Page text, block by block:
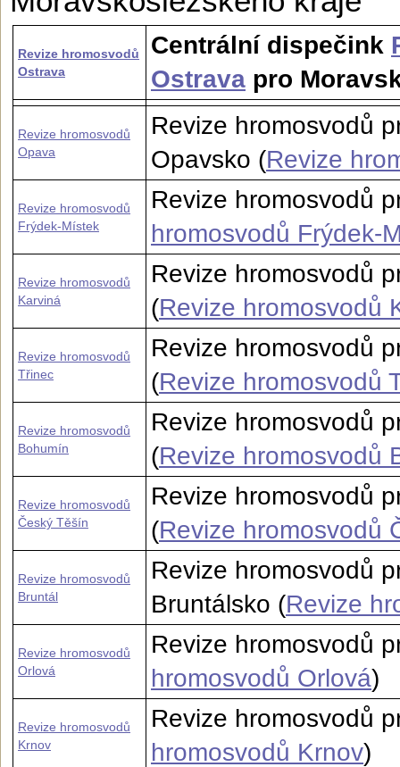
Revize hromosvodů
Ostrava
Centrální dispečink
Ostrava pro
Revize hromosvodů
Opava
Revize hromosvodů
Opavsko (Revize
Revize hromosvodů
Frýdek-Místek
Revize hromosvodů
hromosvodů Frýdek-
Revize hromosvodů
Karviná
Revize hromosvodů
(Revize hromosvodů
Revize hromosvodů
Třinec
Revize hromosvodů
(Revize hromosvodů
Revize hromosvodů
Bohumín
Revize hromosvodů
(Revize hromosvodů
Revize hromosvodů
Český Těšín
Revize hromosvodů
(Revize hromosvodů
Revize hromosvodů
Bruntál
Revize hromosvodů
Bruntálsko (Revize
Revize hromosvodů
Orlová
Revize hromosvodů
hromosvodů Orlová)
Revize hromosvodů
Krnov
Revize hromosvodů
hromosvodů Krnov)